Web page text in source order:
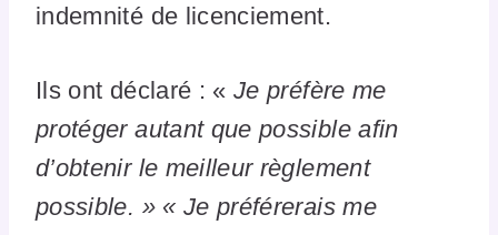
indemnité de licenciement.
Ils ont déclaré : «Je préfère me
protéger autant que possible afin
d’obtenir le meilleur règlement
possible. » « Je préférerais me